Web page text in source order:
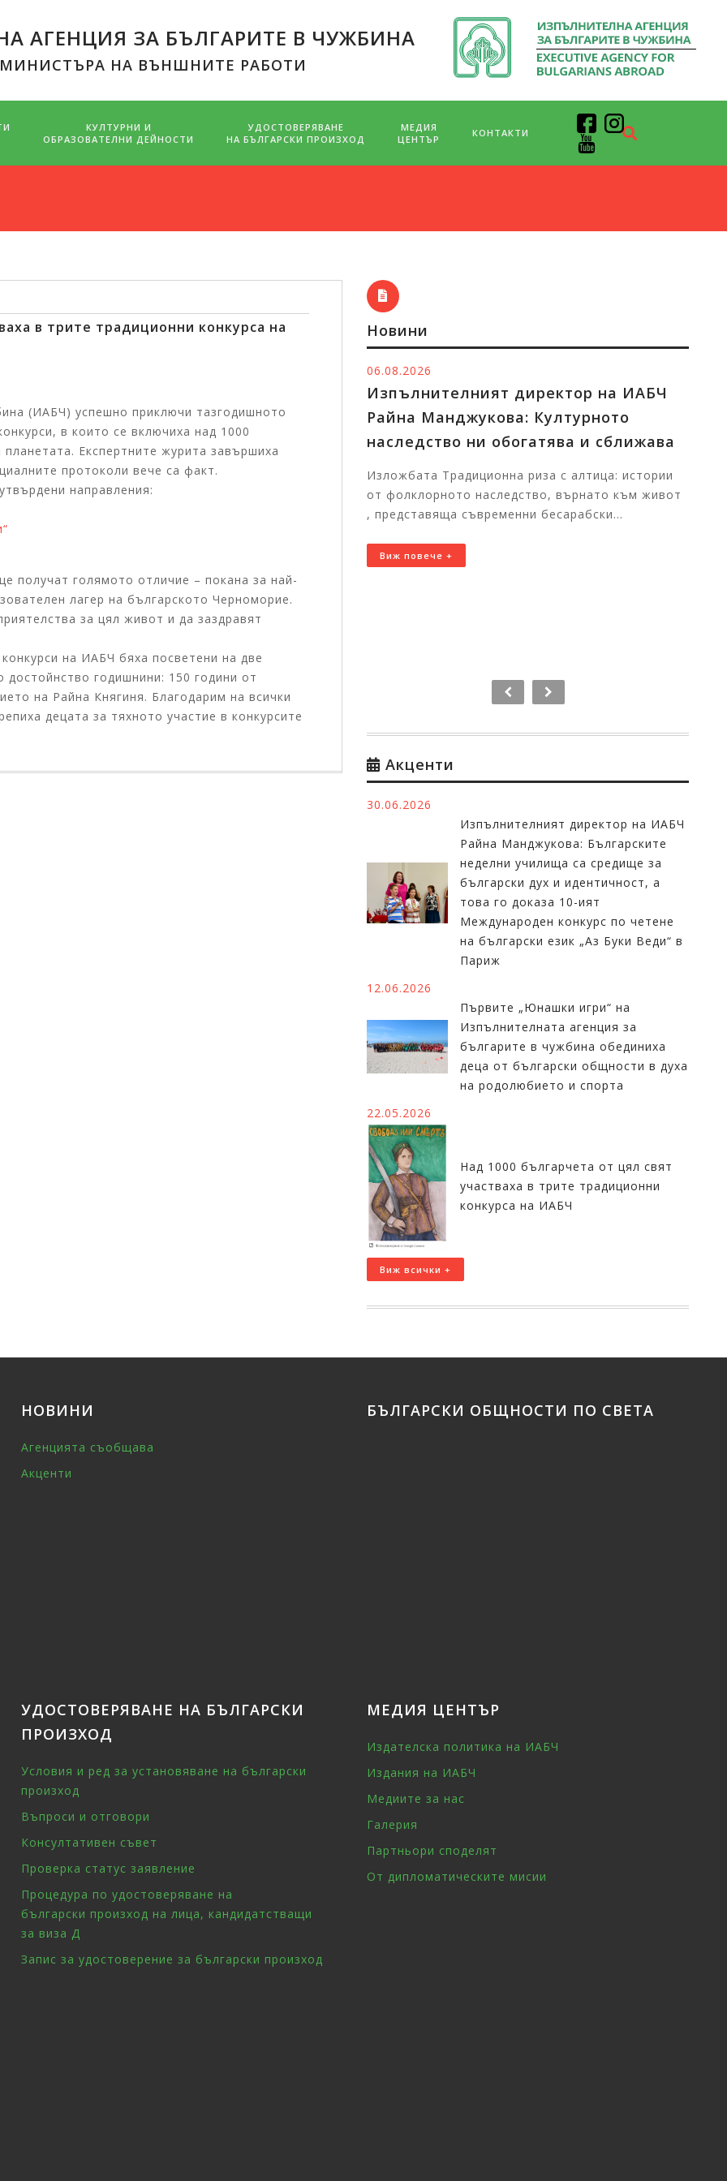
АГЕНЦИЯ ЗА БЪЛГАРИТЕ В ЧУЖБИНА
НА ВЪНШНИТЕ РАБОТИ
КУЛТУРНИ И
ОБРАЗОВАТЕЛНИ ДЕЙНОСТИ
УДОСТОВЕРЯВАНЕ
НА БЪЛГАРСКИ ПРОИЗХОД
МЕДИЯ
ЦЕНТЪР
КОНТАКТИ
в трите традиционни конкурса на
(ИАБЧ) успешно приключи тазгодишното
в които се включиха над 1000
Експертните журита завършиха
протоколи вече са факт.
направления:
получат голямото отличие – покана за най-
лагер на българското Черноморие.
за цял живот и да заздравят
на ИАБЧ бяха посветени на две
достойнство годишнини: 150 години от
на Райна Княгиня. Благодарим на всички
децата за тяхното участие в конкурсите
Новини
Изпълнителният директор на ИАБЧ
Райна Манджукова: Културното
наследство ни обогатява и сближава
Изложбата Традиционна риза с алтица: истории
от фолклорното наследство, върнато към живот
, представяща съвременни бесарабски...
Тържественото
победителите в
София
цял свят
Акценти
30.06.2026
Изпълнителният директор на ИАБЧ
Райна Манджукова: Българските
неделни училища са средище за
български дух и идентичност, а
това го доказа 10-ият
Международен конкурс по четене
на български език „Аз Буки Веди“ в
Париж
12.06.2026
Първите „Юнашки игри“ на
Изпълнителната агенция за
българите в чужбина обединиха
деца от български общности в духа
на родолюбието и спорта
22.05.2026
Над 1000 българчета от цял свят
участваха в трите традиционни
конкурса на ИАБЧ
Виж всички +
НОВИНИ
Агенцията съобщава
Акценти
БЪЛГАРСКИ ОБЩНОСТИ ПО СВЕТА
УДОСТОВЕРЯВАНЕ НА БЪЛГАРСКИ
ПРОИЗХОД
Условия и ред за установяване на български
произход
Въпроси и отговори
Консултативен съвет
Проверка статус заявление
Процедура по удостоверяване на
български произход на лица, кандидатстващи
за виза Д
Запис за удостоверение за български произход
МЕДИЯ ЦЕНТЪР
Издателска политика на ИАБЧ
Издания на ИАБЧ
Медиите за нас
Галерия
Партньори споделят
От дипломатическите мисии